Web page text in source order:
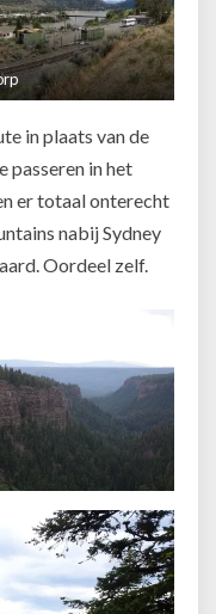
in plaats van de
passeren in het
er totaal onterecht
nabij Sydney
Oordeel zelf.